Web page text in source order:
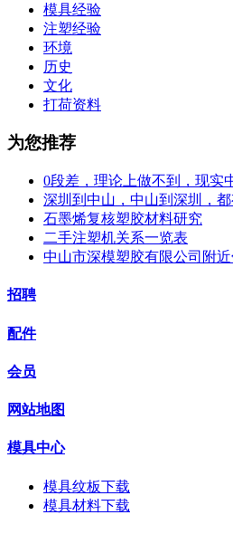
模具经验
注塑经验
环境
历史
文化
打荷资料
为您推荐
0段差，理论上做不到，现实
深圳到中山，中山到深圳，
石墨烯复核塑胶材料研究
二手注塑机关系一览表
中山市深模塑胶有限公司附
招聘
配件
会员
网站地图
模具中心
模具纹板下载
模具材料下载